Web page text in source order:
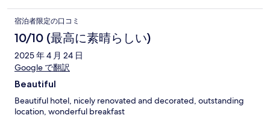
宿泊者限定の口コミ
10/10 (最高に素晴らしい)
2025 年 4 月 24 日
Google で翻訳
Beautiful
Beautiful hotel, nicely renovated and decorated, outstanding
location, wonderful breakfast